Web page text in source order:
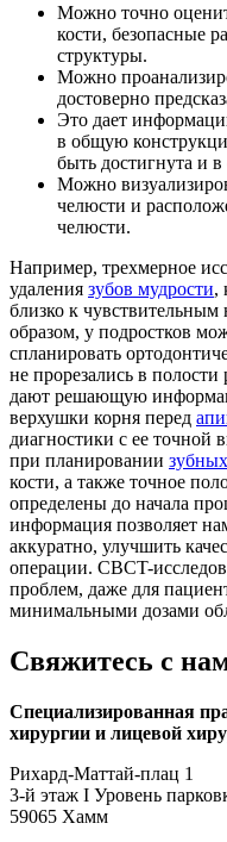
Можно точно
кости, безопасные
структуры.
Можно
достоверно
Это дает
в общую
быть достигнута и
Можно
челюсти и
челюсти.
Например, трехмерное
удаления зубов мудрости,
близко к
образом, у подростков
спланировать
не прорезались в
дают решающую
верхушки корня перед
диагностики с ее точной
при планировании
кости, а также точное
определены до начала
информация позволяет
аккуратно, улучшить
операции. CBCT-
проблем, даже для
минимальными дозами
Свяжитесь с
Специализированная
хирургии и лицевой
Рихард-Маттай-плац 1
3-й этаж I Уровень
59065 Хамм